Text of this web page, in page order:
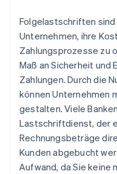
Folgelastschriften
Unternehmen, ihre
Zahlungsprozesse zu
Maß an Sicherheit und
Zahlungen. Durch die
können Unternehmen
gestalten. Viele
Lastschriftdienst, der
Rechnungsbeträge
Kunden abgebucht
Aufwand, da Sie keine